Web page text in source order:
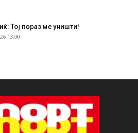
Тој пораз ме уништи!
13:00